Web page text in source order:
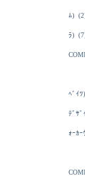
ﾑ)
ﾗ)
ﾍﾞｲﾂ)
ﾃﾞｻﾞ
ｫｰｶｰ